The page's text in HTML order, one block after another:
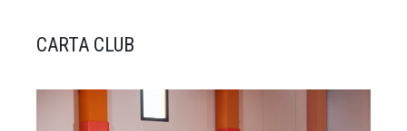
CARTA CLUB